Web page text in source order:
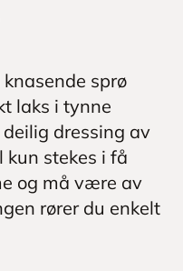
sprø
laks i tynne
dressing av
kun stekes i få
og må være av
rører du enkelt